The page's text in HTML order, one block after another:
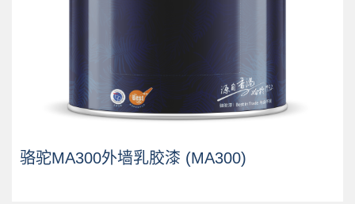
骆驼MA300外墙乳胶漆 (MA300)